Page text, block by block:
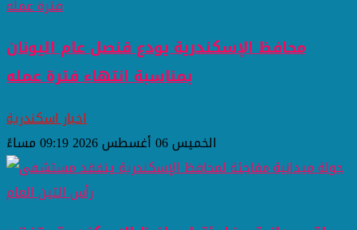
محافظ الإسكندرية يودع قنصل عام اليونان
بمناسبة انتهاء فترة عمله
اخبار اسكندرية
الخميس 06 أغسطس 2026 09:19 مساءً